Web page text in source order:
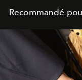
Recommandé